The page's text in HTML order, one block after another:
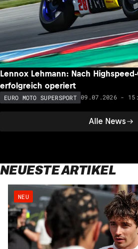
Alle News
Lennox Lehmann: Nach
erfolgreich operiert
EURO MOTO SUPERSPORT 09.07.2026 -
NEUESTE ARTIKEL
NEU